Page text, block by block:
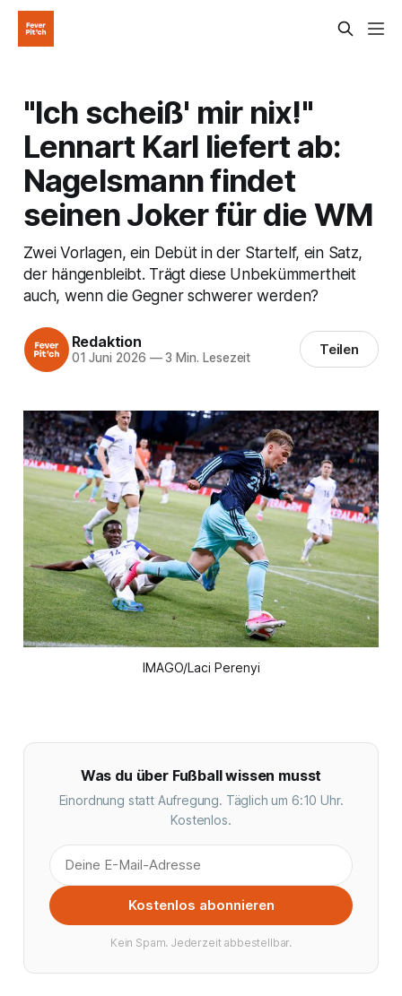
"Ich scheiß' mir nix!"
Lennart Karl liefert ab:
Nagelsmann findet
seinen Joker für die WM
Zwei Vorlagen, ein Debüt in der Startelf, ein Satz,
der hängenbleibt. Trägt diese Unbekümmertheit
auch, wenn die Gegner schwerer werden?
Redaktion
01 Juni 2026 —3 Min. Lesezeit Teilen
IMAGO/Laci Perenyi
Was du über Fußball wissen musst
Einordnung statt Aufregung. Täglich um 6:10 Uhr.
Kostenlos.
Kostenlos abonnieren
Kein Spam. Jederzeit abbestellbar.